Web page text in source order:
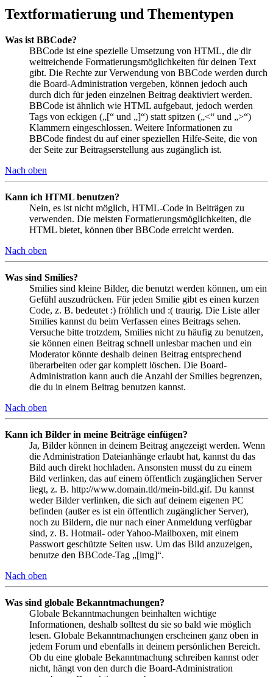
Textformatierung und Thementypen
Was ist BBCode?
BBCode ist eine spezielle Umsetzung von HTML, die dir
weitreichende Formatierungsmöglichkeiten für deinen Text
gibt. Die Rechte zur Verwendung von BBCode werden durch
die Board-Administration vergeben, können jedoch auch
durch dich für jeden einzelnen Beitrag deaktiviert werden.
BBCode ist ähnlich wie HTML aufgebaut, jedoch werden
Tags von eckigen („[“ und „]“) statt spitzen („<“ und „>“)
Klammern eingeschlossen. Weitere Informationen zu
BBCode findest du auf einer speziellen Hilfe-Seite, die von
der Seite zur Beitragserstellung aus zugänglich ist.
Nach oben
Kann ich HTML benutzen?
Nein, es ist nicht möglich, HTML-Code in Beiträgen zu
verwenden. Die meisten Formatierungsmöglichkeiten, die
HTML bietet, können über BBCode erreicht werden.
Nach oben
Was sind Smilies?
Smilies sind kleine Bilder, die benutzt werden können, um ein
Gefühl auszudrücken. Für jeden Smilie gibt es einen kurzen
Code, z. B. bedeutet :) fröhlich und :( traurig. Die Liste aller
Smilies kannst du beim Verfassen eines Beitrags sehen.
Versuche bitte trotzdem, Smilies nicht zu häufig zu benutzen,
sie können einen Beitrag schnell unlesbar machen und ein
Moderator könnte deshalb deinen Beitrag entsprechend
überarbeiten oder gar komplett löschen. Die Board-
Administration kann auch die Anzahl der Smilies begrenzen,
die du in einem Beitrag benutzen kannst.
Nach oben
Kann ich Bilder in meine Beiträge einfügen?
Ja, Bilder können in deinem Beitrag angezeigt werden. Wenn
die Administration Dateianhänge erlaubt hat, kannst du das
Bild auch direkt hochladen. Ansonsten musst du zu einem
Bild verlinken, das auf einem öffentlich zugänglichen Server
liegt, z. B. http://www.domain.tld/mein-bild.gif. Du kannst
weder Bilder verlinken, die sich auf deinem eigenen PC
befinden (außer es ist ein öffentlich zugänglicher Server),
noch zu Bildern, die nur nach einer Anmeldung verfügbar
sind, z. B. Hotmail- oder Yahoo-Mailboxen, mit einem
Passwort geschützte Seiten usw. Um das Bild anzuzeigen,
benutze den BBCode-Tag „[img]“.
Nach oben
Was sind globale Bekanntmachungen?
Globale Bekanntmachungen beinhalten wichtige
Informationen, deshalb solltest du sie so bald wie möglich
lesen. Globale Bekanntmachungen erscheinen ganz oben in
jedem Forum und ebenfalls in deinem persönlichen Bereich.
Ob du eine globale Bekanntmachung schreiben kannst oder
nicht, hängt von den durch die Board-Administration